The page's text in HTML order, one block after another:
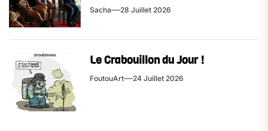
Sacha 28 Juillet 2026
Le Crabouillon du Jour !
FoutouArt 24 Juillet 2026